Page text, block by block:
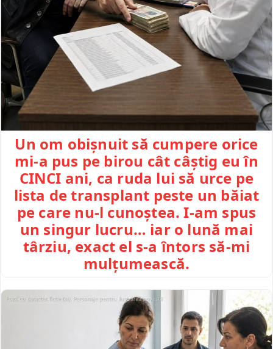
Un om obișnuit să cumpere orice
mi-a pus pe birou cât câștig eu în
CINCI ani, ca ruda lui să urce pe
lista de transplant peste un băiat
pe care nu-l cunoștea. I-am spus
un singur lucru… iar o lună mai
târziu, exact el s-a întors să-mi
mulțumească.